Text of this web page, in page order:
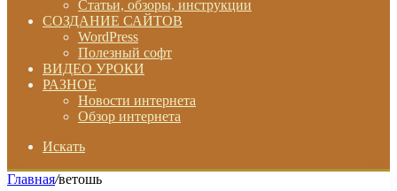
Статьи, обзоры, инструкции
СОЗДАНИЕ САЙТОВ
WordPress
Полезный софт
ВИДЕО УРОКИ
РАЗНОЕ
Новости интернета
Обзор интернета
Искать
Главная/ветошь